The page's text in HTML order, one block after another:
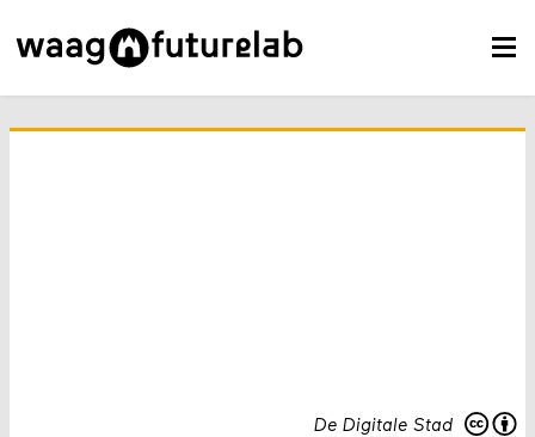
De Digitale Stad